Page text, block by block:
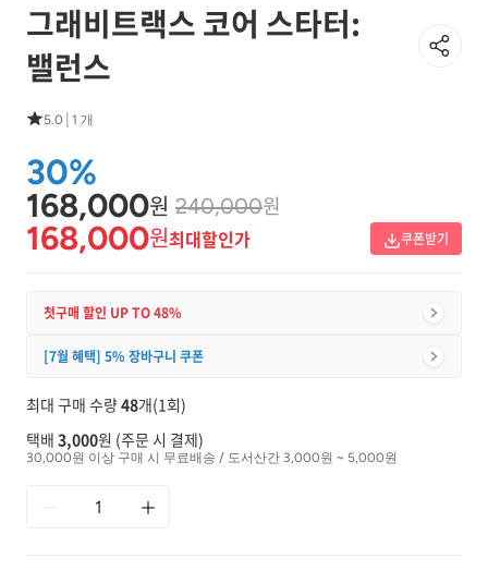
그래비트랙스 코어 스타터:
밸런스
5.0 1 개
30%
168,000원 240,000원
168,000원최대할인가 쿠폰받기
첫구매 할인 UP TO 48%
[7월 혜택] 5% 장바구니 쿠폰
최대 구매 수량48개(1회)
택배 3,000원 (주문 시 결제)
30,000원 이상 구매 시 무료배송 / 도서산간 3,000원 ~ 5,000원